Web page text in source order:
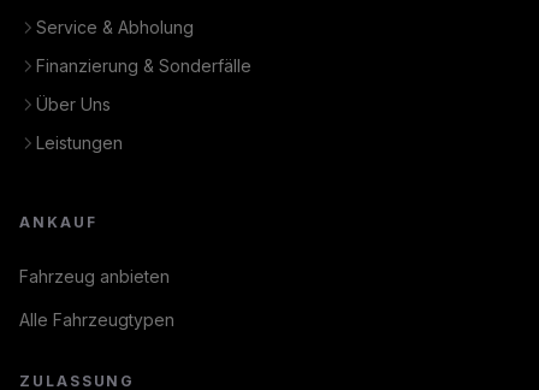
Service & Abholung
Finanzierung & Sonderfälle
Über Uns
Leistungen
ANKAUF
Fahrzeug anbieten
Alle Fahrzeugtypen
ZULASSUNG